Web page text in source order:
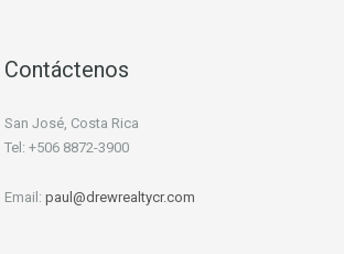
Contáctenos
San José, Costa Rica
Tel: +506 8872-3900
Email: paul@drewrealtycr.com